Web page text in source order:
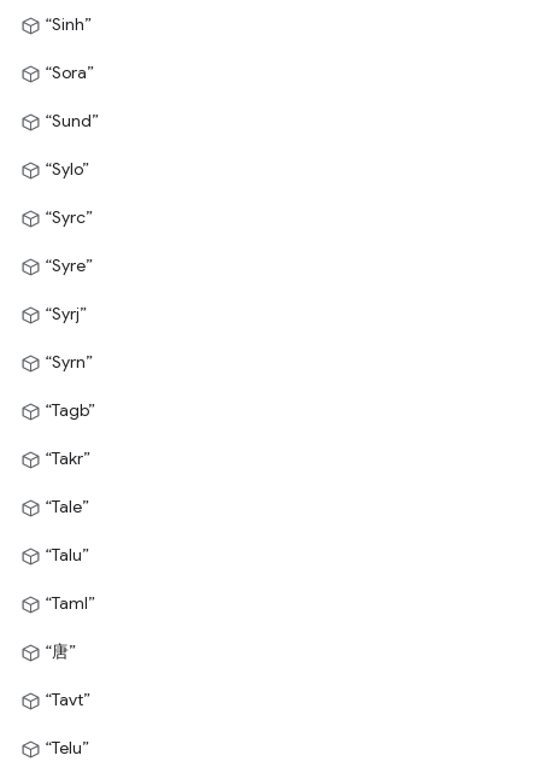
“Sinh”
“Sora”
“Sund”
“Sylo”
“Syrc”
“Syre”
“Syrj”
“Syrn”
“Tagb”
“Takr”
“Tale”
“Talu”
“Taml”
“唐”
“Tavt”
“Telu”